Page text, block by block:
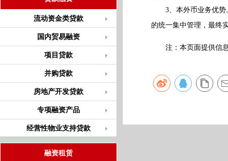
流动资金类贷款
国内贸易融资
项目贷款
并购贷款
房地产开发贷款
专项融资产品
经营性物业支持贷款
融资租赁
3、本外币业务优势。
的统一集中管理，最终
注：本页面提供信息